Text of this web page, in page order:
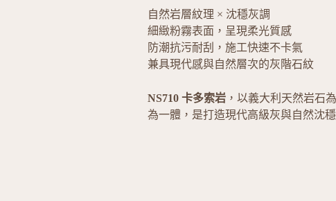
自然岩層紋理 × 沈穩灰調
細緻粉霧表面，呈現柔光質感
防潮抗污耐刮，施工快速不卡氣
兼具現代感與自然層次的灰階石紋
NS710 卡多索岩 ，以義大利天然岩石
為一體，是打造現代高級灰與自然沈